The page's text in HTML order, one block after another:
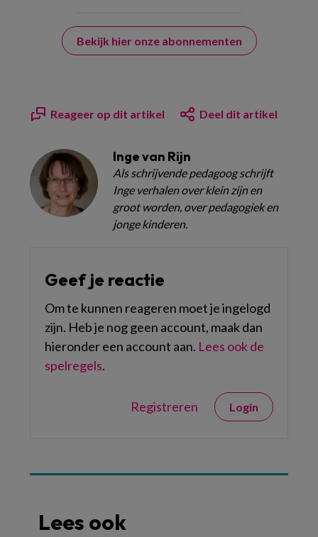
Bekijk hier onze abonnementen
Reageer op dit artikel Deel dit artikel
Inge van Rijn
Als schrijvende pedagoog schrijft
Inge verhalen over klein zijn en
groot worden, over pedagogiek en
jonge kinderen.
Geef je reactie
Om te kunnen reageren moet je ingelogd
zijn. Heb je nog geen account, maak dan
hieronder een account aan. Lees ook de
spelregels.
Registreren Login
Lees ook